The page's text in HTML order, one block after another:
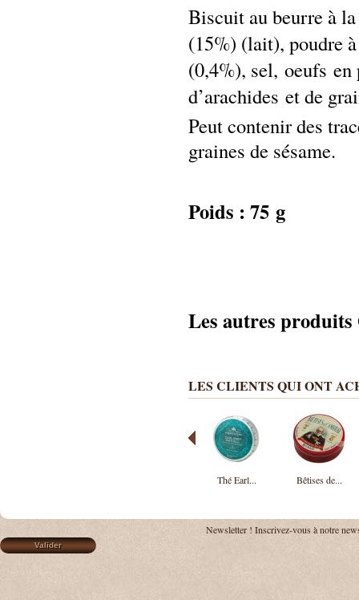
Biscuit au beurre à
(15%) (lait), poudre
(0,4%), sel, oeufs en
d’arachides et de
Peut contenir des
graines de sésame.
Poids : 75 g
Les autres
LES CLIENTS QUI ONT
Thé Earl... Bêtises de...
Newsletter ! Inscrivez-vous à notre